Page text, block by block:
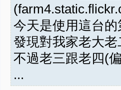
今天是使用這台的
發現對我家老大
不過老三跟老四(
...